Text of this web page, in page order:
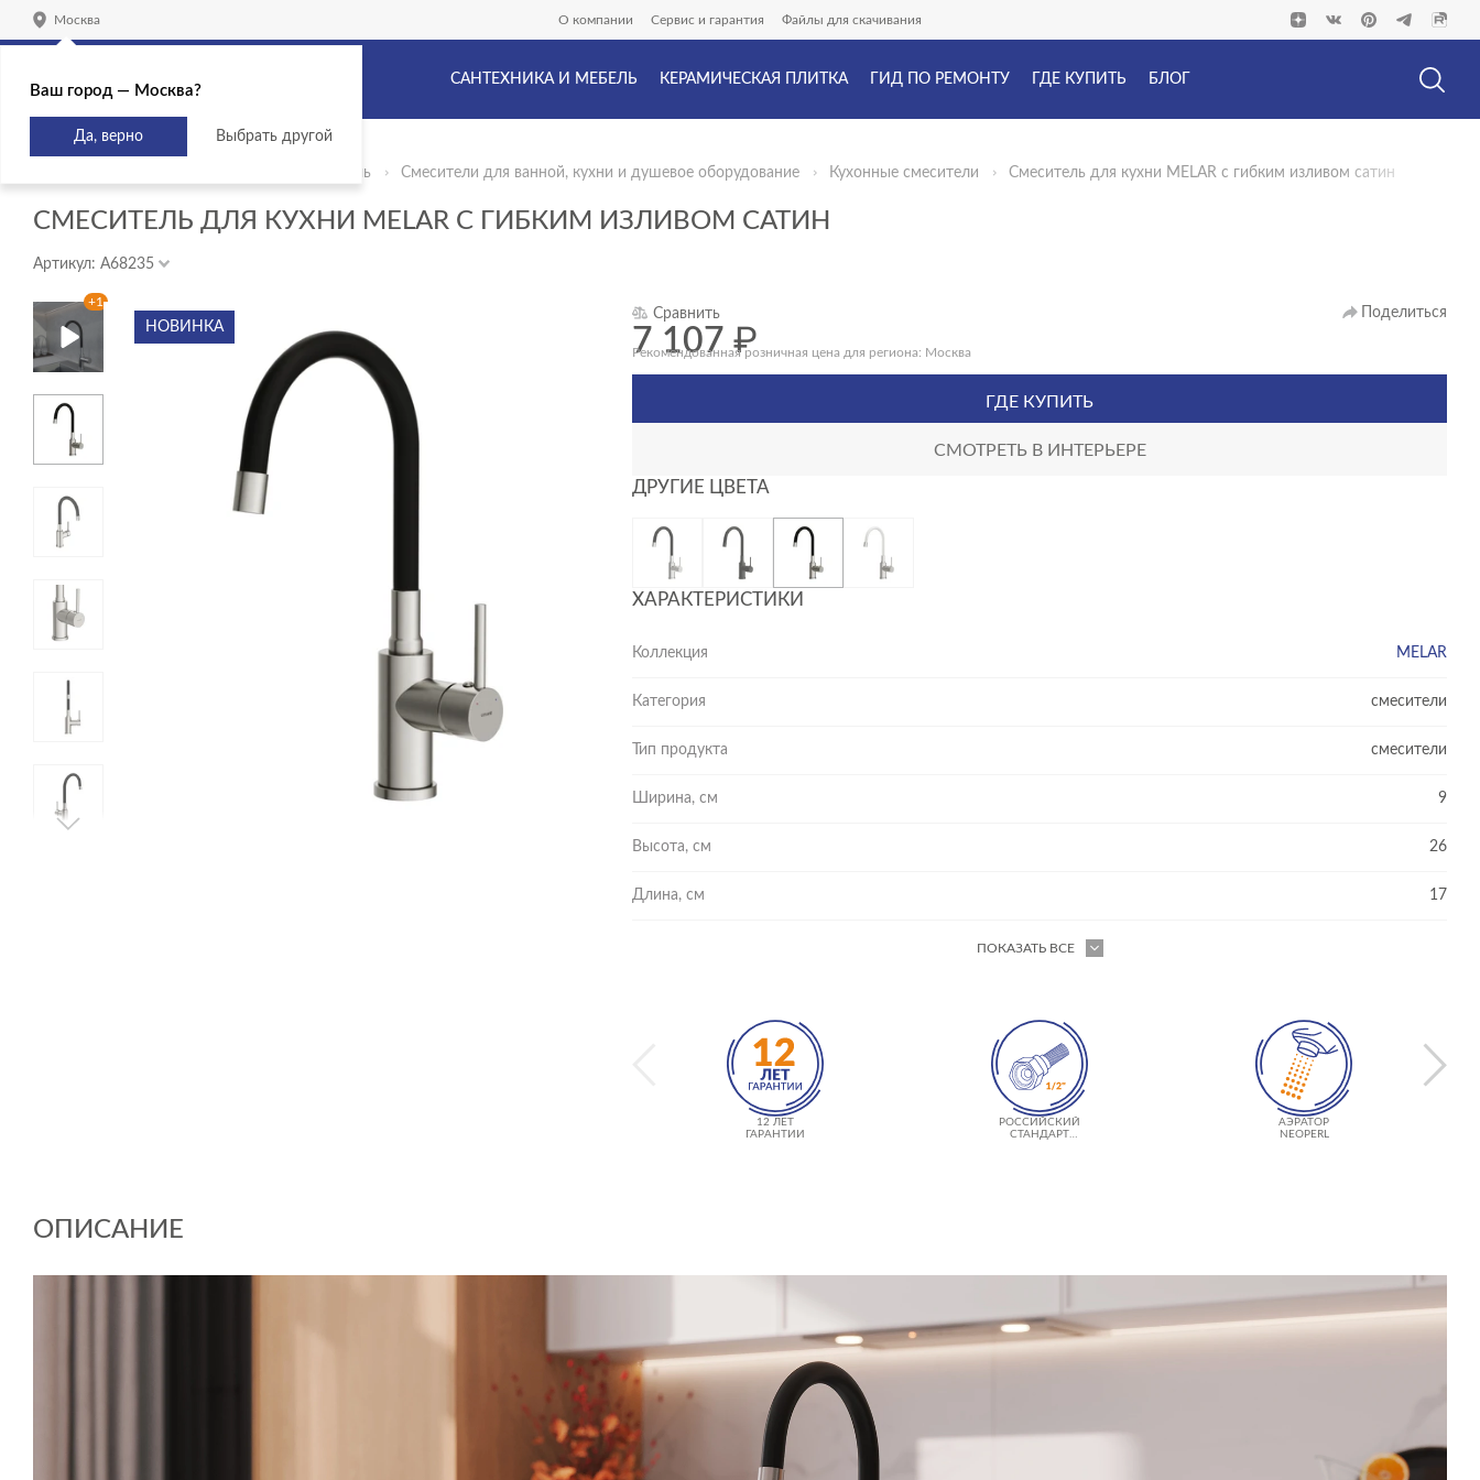
Москва О компании Сервис и гарантия Файлы для скачивания
САНТЕХНИКА И МЕБЕЛЬ КЕРАМИЧЕСКАЯ ПЛИТКА ГИД ПО РЕМОНТУ ГДЕ КУПИТЬ БЛОГ
Сантехника и мебель Смесители для ванной, кухни и душевое оборудование Кухонные смесители Смеситель для кухни MELAR с гибким изливом сатин
СМЕСИТЕЛЬ ДЛЯ КУХНИ MELAR С ГИБКИМ ИЗЛИВОМ САТИН
Артикул: A68235
+1
НОВИНКА
ХАРАКТЕРИСТИКИ
Коллекция MELAR
Категория смесители
Тип продукта смесители
Ширина, см 9
Высота, см 26
Длина, см 17
ПОКАЗАТЬ ВСЕ
ДРУГИЕ ЦВЕТА
Сравнить Поделиться
7 107₽
Рекомендованная розничная цена для региона: Москва
ГДЕ КУПИТЬ
СМОТРЕТЬ В ИНТЕРЬЕРЕ
12 ЛЕТ
ГАРАНТИИ
РОССИЙСКИЙ
СТАНДАРТ
АЭРАТОР
NEOPERL
ОПИСАНИЕ
Ваш город — Москва?
Да, верно Выбрать другой